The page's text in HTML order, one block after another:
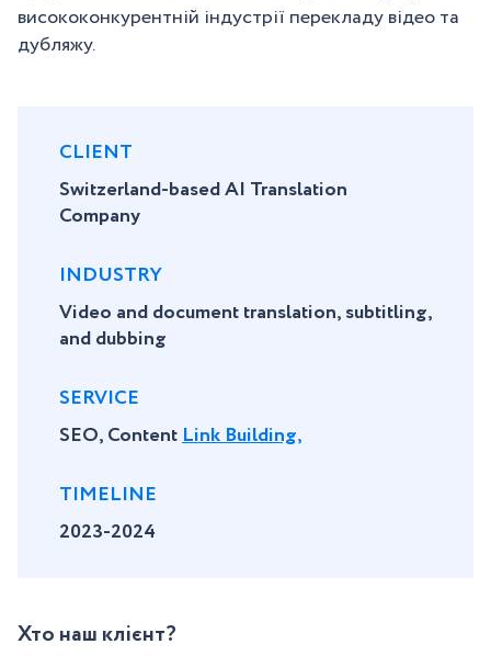
висококонкурентній індустрії перекладу відео та
дубляжу.
CLIENT
Switzerland-based AI Translation
Company
​INDUSTRY
Video and document translation, subtitling,
and dubbing
SERVICE
SEO, ContentLink Building,
TIMELINE
2023-2024
Хто наш клієнт?